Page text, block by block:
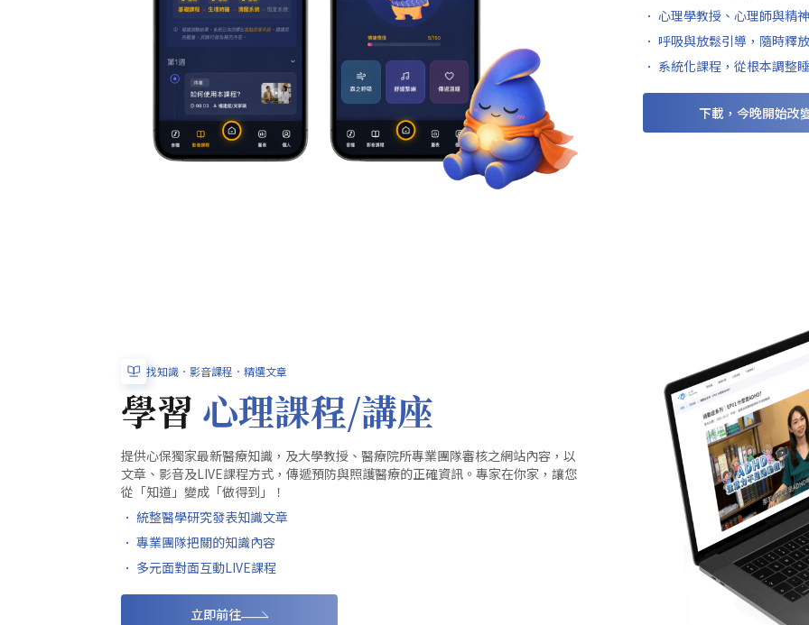
． 心理學教授、心理師與精
． 呼吸與放鬆引導，隨時釋
． 系統化課程，從根本調整
下載，今晚開始改
找知識．影音課程．精選文章
學習 心理課程/講座
提供心保獨家最新醫療知識，及大學教授、醫療院所專業團隊審核之網站內容，以
文章、影音及LIVE課程方式，傳遞預防與照護醫療的正確資訊。專家在你家，讓您
從「知道」變成「做得到」！
． 統整醫學研究發表知識文章
． 專業團隊把關的知識內容
． 多元面對面互動LIVE課程
立即前往